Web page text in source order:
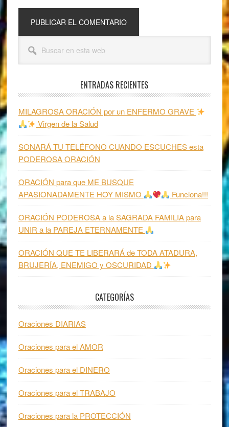
Barra
lateral
esta
ENTRADAS RECIENTES
MILAGROSA ORACIÓN por un ENFERMO GRAVE
Virgen de la Salud
SONARÁ TU TELÉFONO CUANDO ESCUCHES esta
PODEROSA ORACIÓN
ORACIÓN para que ME BUSQUE
APASIONADAMENTE HOY MISMO
Funciona!!!
ORACIÓN PODEROSA a la SAGRADA FAMILIA para
UNIR a la PAREJA ETERNAMENTE
ORACIÓN QUE TE LIBERARÁ de TODA ATADURA,
BRUJERÍA, ENEMIGO y OSCURIDAD
CATEGORÍAS
Oraciones DIARIAS
Oraciones para el AMOR
Oraciones para el DINERO
Oraciones para el TRABAJO
Oraciones para la PROTECCIÓN